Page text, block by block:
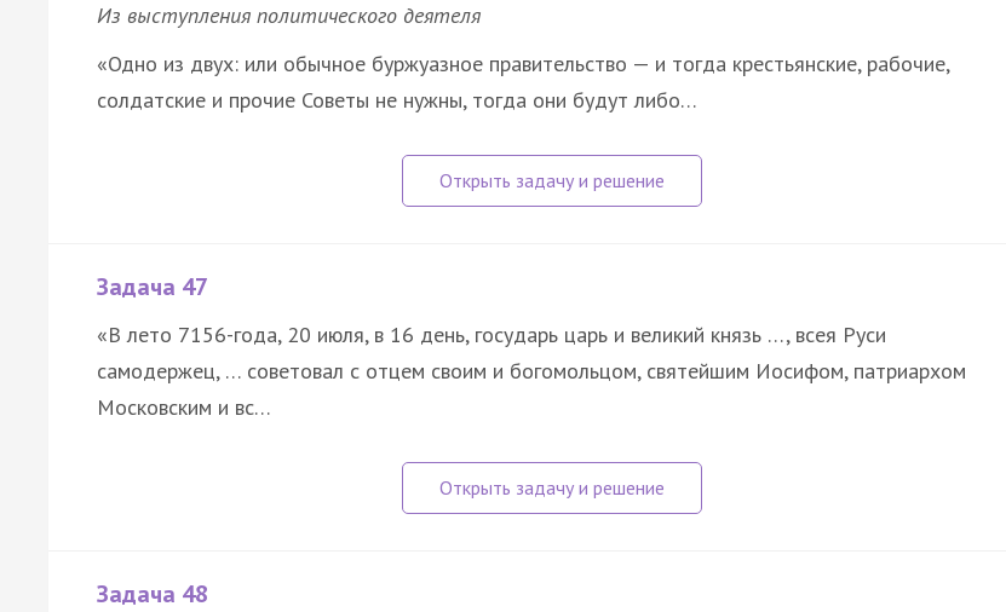
Из выступления политического деятеля
«Одно из двух: или обычное буржуазное правительство — и тогда крестьянские, рабочие,
солдатские и прочие Советы не нужны, тогда они будут либо…
Задача 47
«В лето 7156-года, 20 июля, в 16 день, государь царь и великий князь …, всея Руси
самодержец, … советовал с отцем своим и богомольцом, святейшим Иосифом, патриархом
Московским и вс…
Задача 48